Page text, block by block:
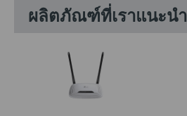
ผลิตภัณฑ์ที่เราแนะนำ